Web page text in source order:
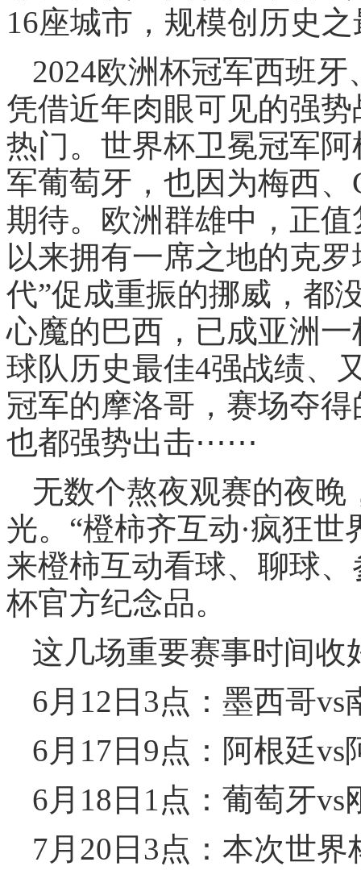
16座城市，规模创历史
2024欧洲杯冠军西班
凭借近年肉眼可见的强
热门。世界杯卫冕冠军
军葡萄牙，也因为梅西
期待。欧洲群雄中，正
以来拥有一席之地的克
代”促成重振的挪威，都
心魔的巴西，已成亚洲
球队历史最佳4强战绩、
冠军的摩洛哥，赛场夺
也都强势出击⋯⋯
无数个熬夜观赛的夜
光。“橙柿齐互动·疯狂
来橙柿互动看球、聊球
杯官方纪念品。
这几场重要赛事时间收
6月12日3点：墨西哥
6月17日9点：阿根廷
6月18日1点：葡萄牙
7月20日3点：本次世界